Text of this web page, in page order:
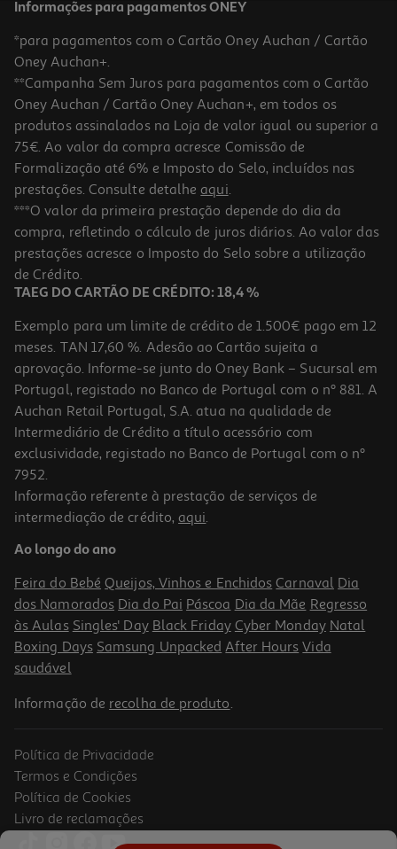
4.4 (637)
Auscultadores Sem Fio Jbl T 520 Bt Azul
34.99 €/un
34,99 €
4.4
Auscultadores Sem Fio Jbl T 520 Bt Purple
59.99 €/un
59,99 €
Informações para pagamentos ONEY
*para pagamentos com o Cartão Oney Auchan / Cartão
Oney Auchan+.
**Campanha Sem Juros para pagamentos com o Cartão
Oney Auchan / Cartão Oney Auchan+, em todos os
produtos assinalados na Loja de valor igual ou superior a
75€. Ao valor da compra acresce Comissão de
Formalização até 6% e Imposto do Selo, incluídos nas
prestações. Consulte detalhe aqui.
***O valor da primeira prestação depende do dia da
compra, refletindo o cálculo de juros diários. Ao valor das
prestações acresce o Imposto do Selo sobre a utilização
de Crédito.
TAEG DO CARTÃO DE CRÉDITO: 18,4 %
Exemplo para um limite de crédito de 1.500€ pago em 12
meses. TAN 17,60 %. Adesão ao Cartão sujeita a
aprovação. Informe-se junto do Oney Bank – Sucursal em
Portugal, registado no Banco de Portugal com o nº 881. A
Auchan Retail Portugal, S.A. atua na qualidade de
Intermediário de Crédito a título acessório com
exclusividade, registado no Banco de Portugal com o nº
7952.
Informação referente à prestação de serviços de
intermediação de crédito, aqui.
Ao longo do ano
Feira do Bebé Queijos, Vinhos e Enchidos Carnaval Dia
dos Namorados Dia do Pai Páscoa Dia da Mãe Regresso
às Aulas Singles' Day Black Friday Cyber Monday Natal
Boxing Days Samsung Unpacked After Hours Vida
saudável
Informação de recolha de produto.
Política de Privacidade
Termos e Condições
Política de Cookies
Livro de reclamações